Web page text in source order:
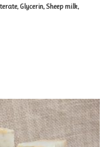
Glycerin, Sheep milk,